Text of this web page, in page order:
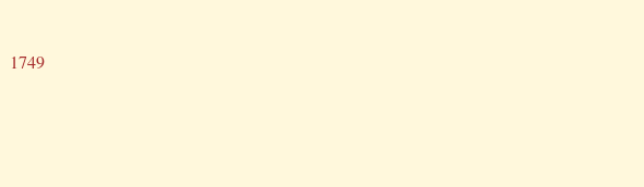
1749